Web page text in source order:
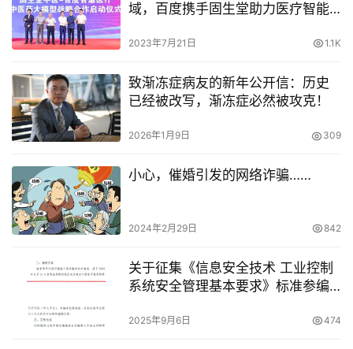
域，百度携手固生堂助力医疗智能
2023年7月21日 1.1K
致渐冻症病友的新年公开信：历史
已经被改写，渐冻症必然被攻克！
2026年1月9日 309
小心，催婚引发的网络诈骗……
2024年2月29日 842
关于征集《信息安全技术 工业控制
系统安全管理基本要求》标准参编
2025年9月6日 474